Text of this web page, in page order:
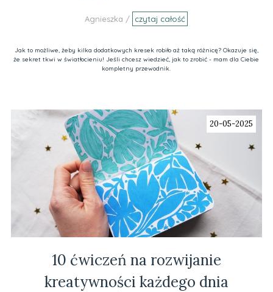
Agnieszka / czytaj całość
Jak to możliwe, żeby kilka dodatkowych kresek robiło aż taką różnicę? Okazuje się,
że sekret tkwi w światłocieniu! Jeśli chcesz wiedzieć, jak to zrobić - mam dla Ciebie
kompletny przewodnik.
20-05-2025
10 ćwiczeń na rozwijanie
kreatywności każdego dnia